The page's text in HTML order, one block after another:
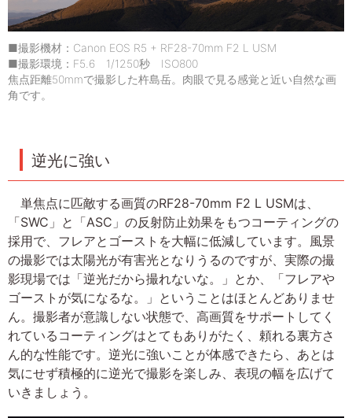
■撮影機材：Canon EOS R5 + RF28-70mm F2 L USM
■撮影環境：F5.6 1/1250秒 ISO800
焦点距離50mmで撮影した杵島岳。肉眼で見る感覚と近い自然な画
角です。
逆光に強い
単焦点に匹敵する画質のRF28-70mm F2 L USMは、
「SWC」と「ASC」の反射防止効果をもつコーティングの
採用で、フレアとゴーストを大幅に低減しています。風景
の撮影では太陽光が有害光となりうるのですが、実際の撮
影現場では「逆光だから撮れないな。」とか、「フレアや
ゴーストが気になるな。」ということはほとんどありませ
ん。撮影者が意識しない状態で、高画質をサポートしてく
れているコーティングはとてもありがたく、頼れる裏方さ
ん的な性能です。逆光に強いことが体感できたら、あとは
気にせず積極的に逆光で撮影を楽しみ、表現の幅を広げて
いきましょう。